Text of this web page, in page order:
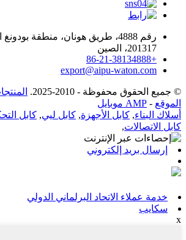
رقم 4888، طريق هونان، منطقة
201317، الصين
+86-21-38134888
export@aipu-waton.com
© جميع الحقوق محفوظة - 2010-2025.
الموقع - AMP موبايل
أسلاك البناء, كابل الأجهزة, كابل ليي, كابل
كابل الاتصالات,
إرسال بريد إلكتروني
خدمة عملاء الاتحاد البرلماني الدولي
سكايب
x